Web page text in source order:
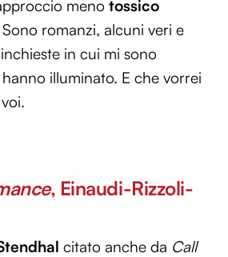
meno tossico
Sono romanzi, alcuni veri e
in cui mi sono
illuminato. E che vorrei
, Einaudi-Rizzoli-
citato anche da Call